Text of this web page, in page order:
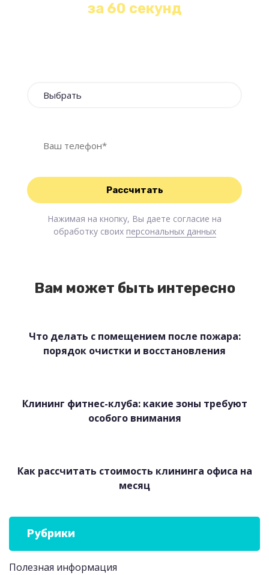
за 60 секунд
Нажимая на кнопку, Вы даете согласие на
обработку своих персональных данных
Вам может быть интересно
Что делать с помещением после пожара:
порядок очистки и восстановления
Клининг фитнес-клуба: какие зоны требуют
особого внимания
Как рассчитать стоимость клининга офиса на
месяц
Рубрики
Полезная информация